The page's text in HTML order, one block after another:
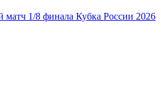
матч 1/8 финала Кубка России 2026